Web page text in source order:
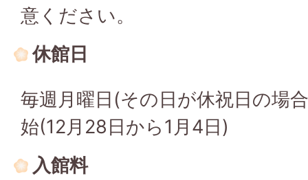
意ください。
休館日
毎週月曜日(その日が休祝日の場
始(12月28日から1月4日)
入館料